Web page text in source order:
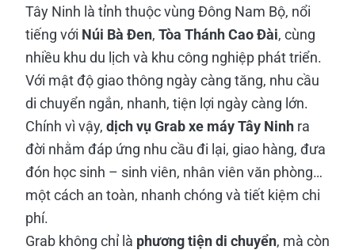
Tây Ninh là tỉnh thuộc vùng Đông Nam Bộ, nổi
tiếng với Núi Bà Đen, Tòa Thánh Cao Đài, cùng
nhiều khu du lịch và khu công nghiệp phát triển.
Với mật độ giao thông ngày càng tăng, nhu cầu
di chuyển ngắn, nhanh, tiện lợi ngày càng lớn.
Chính vì vậy, dịch vụ Grab xe máy Tây Ninh ra
đời nhằm đáp ứng nhu cầu đi lại, giao hàng, đưa
đón học sinh – sinh viên, nhân viên văn phòng…
một cách an toàn, nhanh chóng và tiết kiệm chi
phí.
Grab không chỉ là phương tiện di chuyển, mà còn